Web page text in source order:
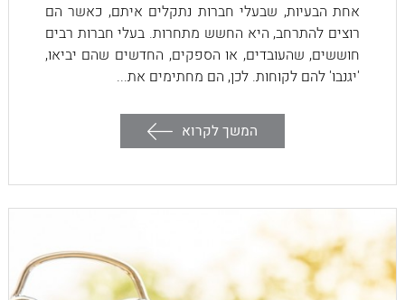
אחת הבעיות, שבעלי חברות נתקלים איתם, כאשר הם
רוצים להתרחב, היא החשש מתחרות. בעלי חברות רבים
חוששים, שהעובדים, או הספקים, החדשים שהם יביאו,
'יגנבו' להם לקוחות. לכן, הם מחתימים את...
המשך לקרוא